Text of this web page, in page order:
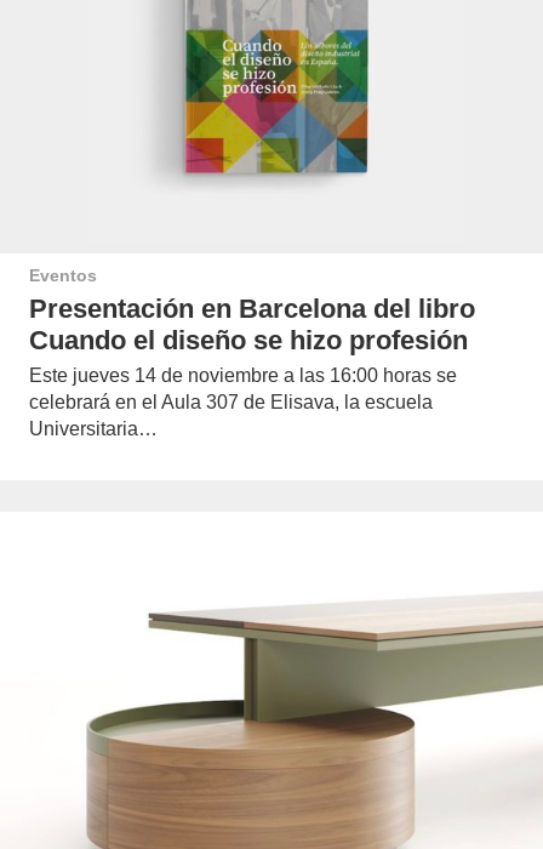
Eventos
Presentación en Barcelona del libro
Cuando el diseño se hizo profesión
Este jueves 14 de noviembre a las 16:00 horas se
celebrará en el Aula 307 de Elisava, la escuela
Universitaria…